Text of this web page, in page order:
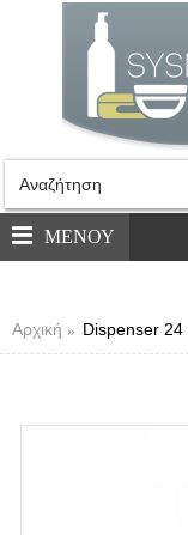
ΜΕΝΟΥ
Αρχική Dispenser 24